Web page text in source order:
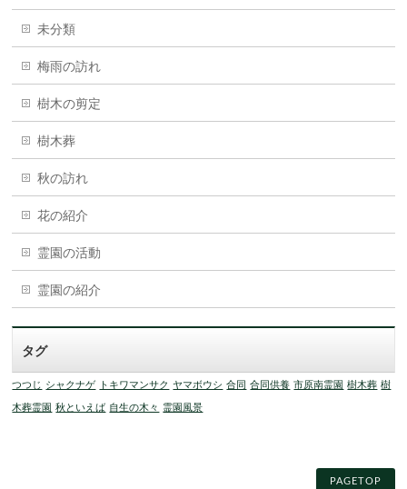
未分類
梅雨の訪れ
樹木の剪定
樹木葬
秋の訪れ
花の紹介
霊園の活動
霊園の紹介
タグ
つつじ シャクナゲ トキワマンサク ヤマボウシ 合同 合同供養 市原南霊園 樹木葬 樹
木葬霊園 秋といえば 自生の木々 霊園風景
PAGETOP